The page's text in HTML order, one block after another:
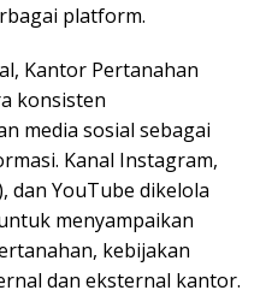
platform.
Kantor Pertanahan
konsisten
media sosial sebagai
Kanal Instagram,
dan YouTube dikelola
menyampaikan
kebijakan
dan eksternal kantor.